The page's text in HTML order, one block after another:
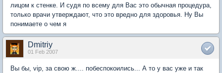
лицом к стенке. И судя по всему для Вас это обычная процедура,
только врачи утверждают, что это вредно для здоровья. Ну Вы
понимаете о чем я
Dmitriy
01 Feb 2007
Вы бы, vip, за свою ж.... побеспокоились... А то у вас уже и так